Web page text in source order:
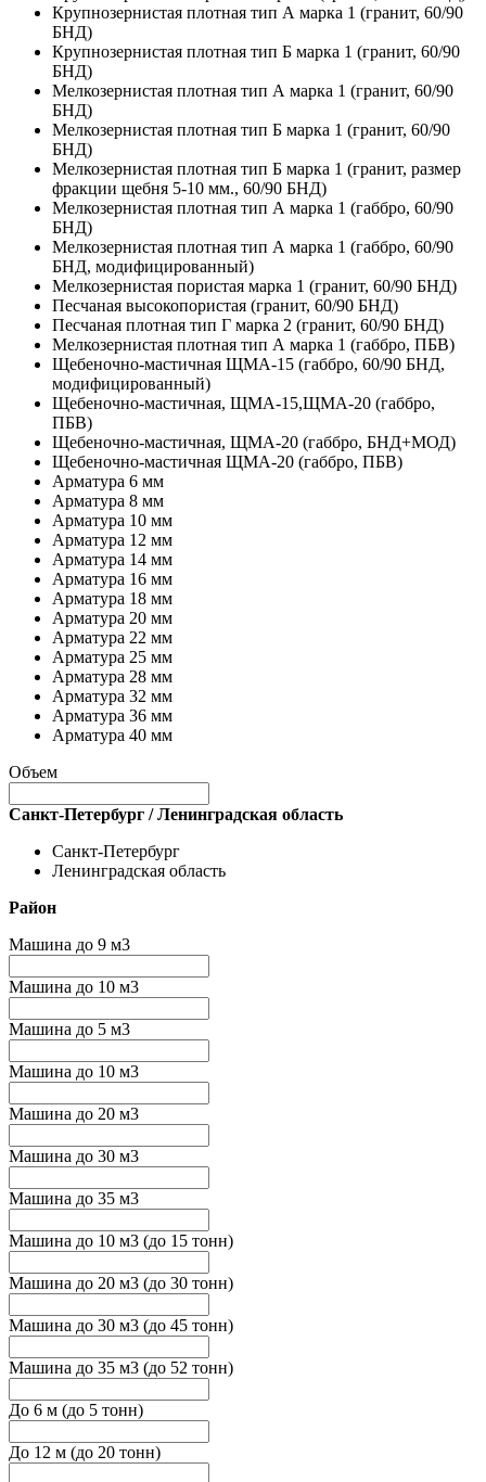
Крупнозернистая плотная тип А марка 1 (гранит, 60/90
БНД)
Крупнозернистая плотная тип Б марка 1 (гранит, 60/90
БНД)
Мелкозернистая плотная тип А марка 1 (гранит, 60/90
БНД)
Мелкозернистая плотная тип Б марка 1 (гранит, 60/90
БНД)
Мелкозернистая плотная тип Б марка 1 (гранит, размер
фракции щебня 5-10 мм., 60/90 БНД)
Мелкозернистая плотная тип А марка 1 (габбро, 60/90
БНД)
Мелкозернистая плотная тип А марка 1 (габбро, 60/90
БНД, модифицированный)
Мелкозернистая пористая марка 1 (гранит, 60/90 БНД)
Песчаная высокопористая (гранит, 60/90 БНД)
Песчаная плотная тип Г марка 2 (гранит, 60/90 БНД)
Мелкозернистая плотная тип А марка 1 (габбро, ПБВ)
Щебеночно-мастичная ЩМА-15 (габбро, 60/90 БНД,
модифицированный)
Щебеночно-мастичная, ЩМА-15,ЩМА-20 (габбро,
ПБВ)
Щебеночно-мастичная, ЩМА-20 (габбро, БНД+МОД)
Щебеночно-мастичная ЩМА-20 (габбро, ПБВ)
Арматура 6 мм
Арматура 8 мм
Арматура 10 мм
Арматура 12 мм
Арматура 14 мм
Арматура 16 мм
Арматура 18 мм
Арматура 20 мм
Арматура 22 мм
Арматура 25 мм
Арматура 28 мм
Арматура 32 мм
Арматура 36 мм
Арматура 40 мм
Объем
Санкт-Петербург / Ленинградская область
Санкт-Петербург
Ленинградская область
Район
Машина до 9 м3
Машина до 10 м3
Машина до 5 м3
Машина до 10 м3
Машина до 20 м3
Машина до 30 м3
Машина до 35 м3
Машина до 10 м3 (до 15 тонн)
Машина до 20 м3 (до 30 тонн)
Машина до 30 м3 (до 45 тонн)
Машина до 35 м3 (до 52 тонн)
До 6 м (до 5 тонн)
До 12 м (до 20 тонн)